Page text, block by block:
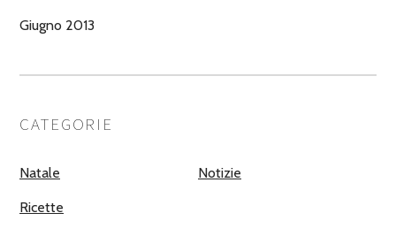
Giugno 2013
CATEGORIE
Natale Notizie
Ricette